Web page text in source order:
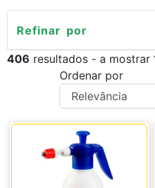
Refinar por
406 resultados - a mostrar
Ordenar por